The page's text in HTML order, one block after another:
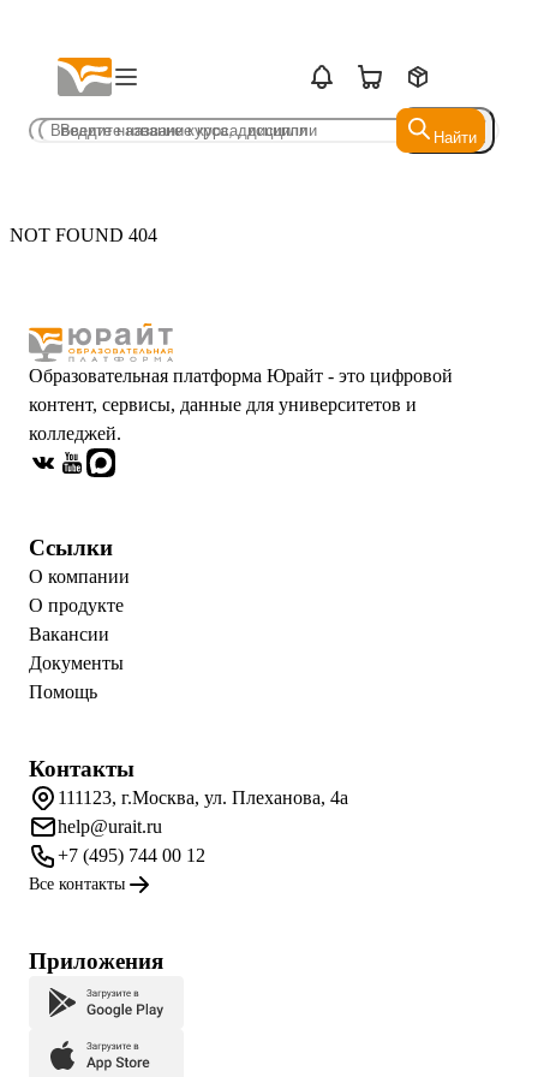
Найти
Найти
NOT FOUND 404
Образовательная платформа Юрайт - это цифровой
контент, сервисы, данные для университетов и
колледжей.
Ссылки
О компании
О продукте
Вакансии
Документы
Помощь
Контакты
111123, г.Москва, ул. Плеханова, 4а
help@urait.ru
+7 (495) 744 00 12
Все контакты
Приложения